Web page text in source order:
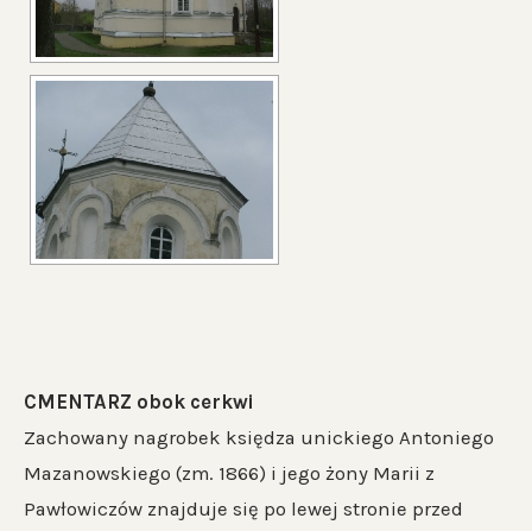
CMENTARZ obok cerkwi
Zachowany nagrobek księdza unickiego Antoniego
Mazanowskiego (zm. 1866) i jego żony Marii z
Pawłowiczów znajduje się po lewej stronie przed